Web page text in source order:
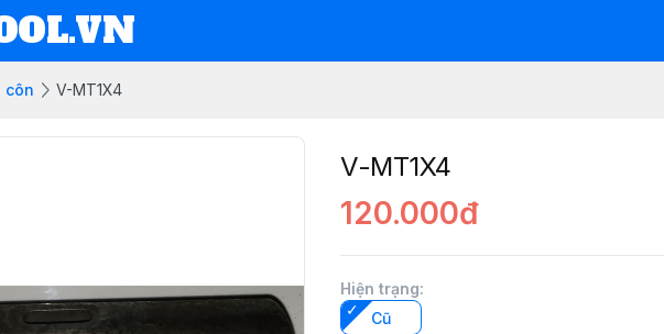
côn V-MT1X4
V-MT1X4
120.000đ
Hiện trạng:
Cũ